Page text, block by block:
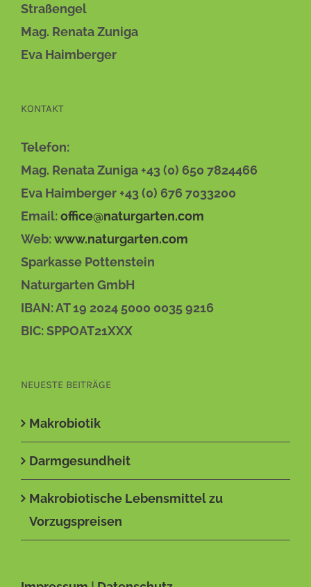
Straßengel
Mag. Renata Zuniga
Eva Haimberger
KONTAKT
Telefon:
Mag. Renata Zuniga +43 (0) 650 7824466
Eva Haimberger +43 (0) 676 7033200
Email:office@naturgarten.com
Web:www.naturgarten.com
Sparkasse Pottenstein
Naturgarten GmbH
IBAN: AT 19 2024 5000 0035 9216
BIC: SPPOAT21XXX
NEUESTE BEITRÄGE
Makrobiotik
Darmgesundheit
Makrobiotische Lebensmittel zu
Vorzugspreisen